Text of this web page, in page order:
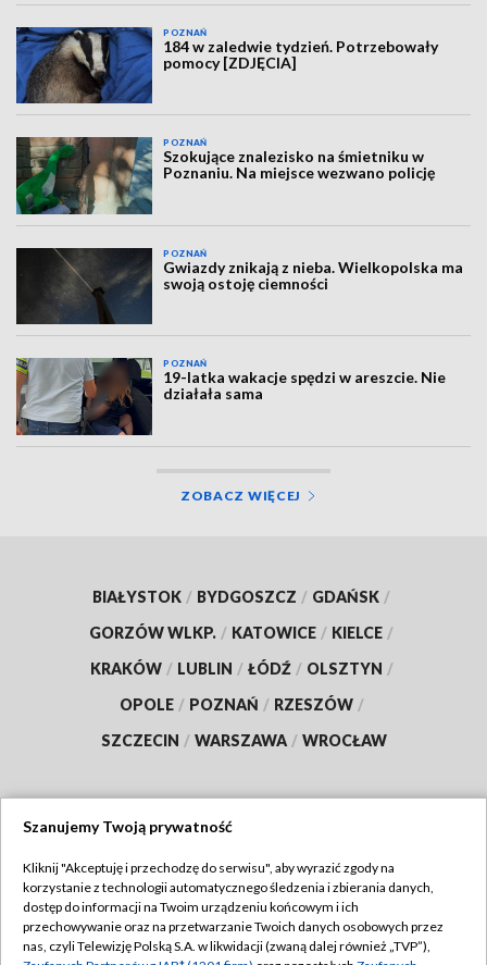
POZNAŃ
184 w zaledwie tydzień. Potrzebowały
pomocy [ZDJĘCIA]
POZNAŃ
Szokujące znalezisko na śmietniku w
Poznaniu. Na miejsce wezwano policję
POZNAŃ
Gwiazdy znikają z nieba. Wielkopolska ma
swoją ostoję ciemności
POZNAŃ
19-latka wakacje spędzi w areszcie. Nie
działała sama
ZOBACZ WIĘCEJ
BIAŁYSTOK / BYDGOSZCZ / GDAŃSK /
GORZÓW WLKP. / KATOWICE / KIELCE /
KRAKÓW / LUBLIN / ŁÓDŹ / OLSZTYN /
OPOLE / POZNAŃ / RZESZÓW /
SZCZECIN / WARSZAWA / WROCŁAW
TVP
Abonament TVP
Regulamin TVP
Szanujemy Twoją prywatność
Kliknij "Akceptuję i przechodzę do serwisu", aby wyrazić zgody na
korzystanie z technologii automatycznego śledzenia i zbierania danych,
dostęp do informacji na Twoim urządzeniu końcowym i ich
przechowywanie oraz na przetwarzanie Twoich danych osobowych przez
nas, czyli Telewizję Polską S.A. w likwidacji (zwaną dalej również „TVP”),